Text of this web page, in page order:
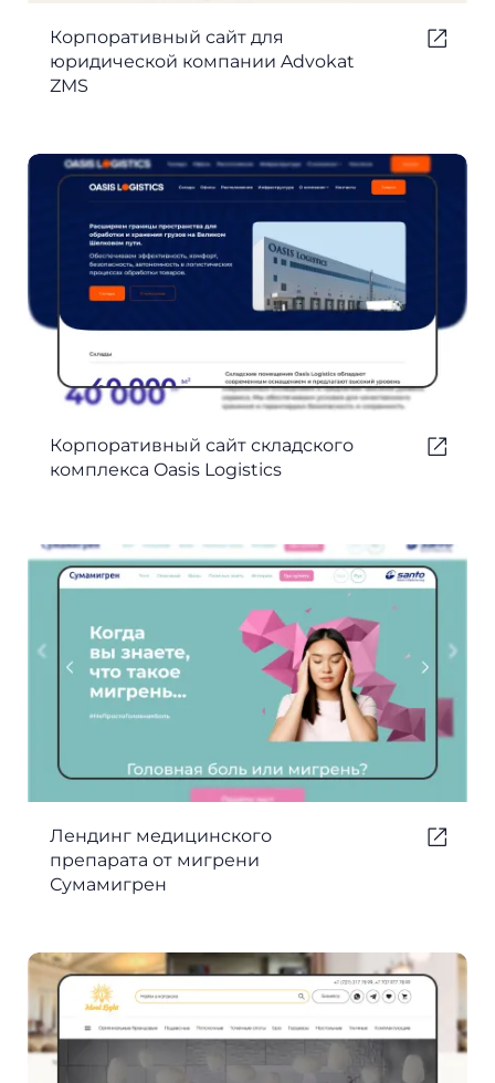
Корпоративный сайт для
юридической компании Advokat
ZMS
Корпоративный сайт складского
комплекса Oasis Logistics
Лендинг медицинского
препарата от мигрени
Сумамигрен